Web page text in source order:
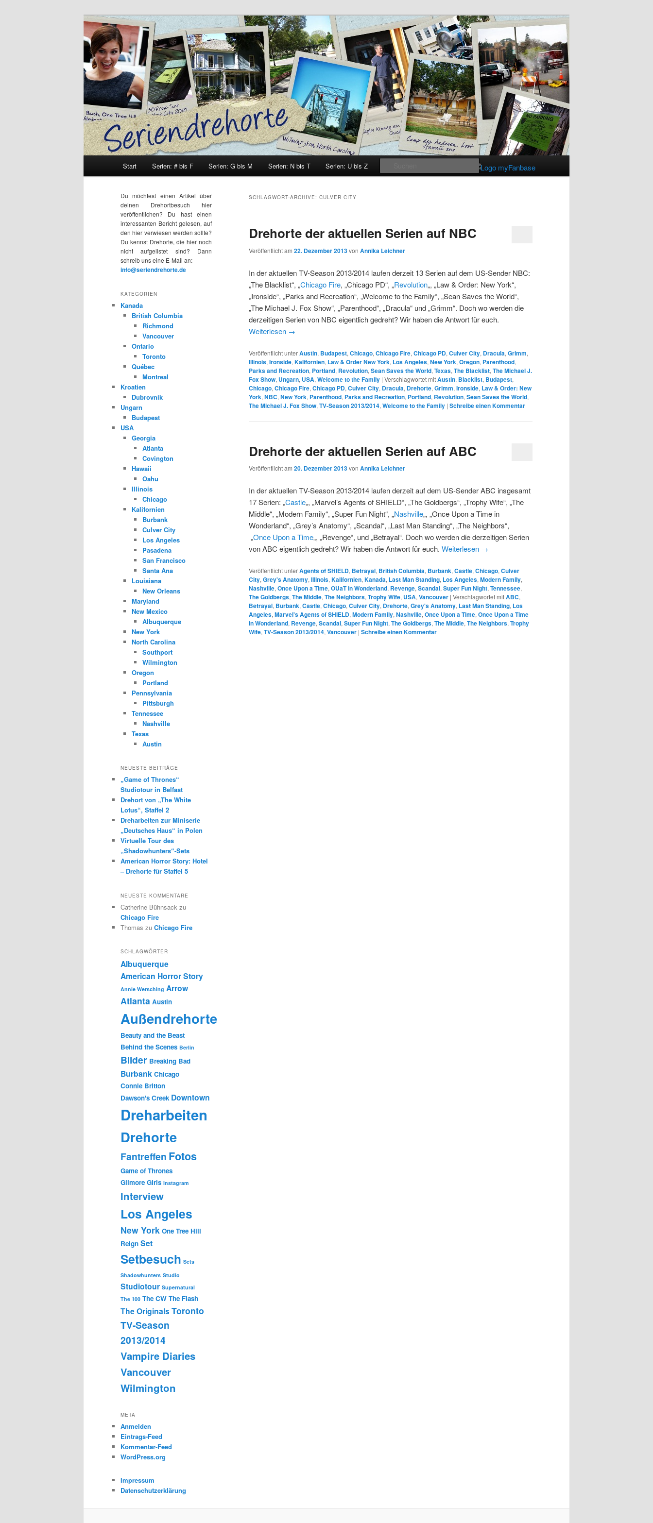
Seriendrehorte
Suchen
Start Serien: # bis F Serien: G bis M Serien: N bis T Serien: U bis Z
SCHLAGWORT-ARCHIVE: CULVER CITY
Drehorte der aktuellen Serien auf NBC
Veröffentlicht am 22. Dezember 2013von Annika Leichner
In der aktuellen TV-Season 2013/2014 laufen derzeit 13 Serien auf dem US-Sender NBC:
„The Blacklist“, „Chicago Fire, „Chicago PD“, „Revolution„, „Law & Order: New York“,
„Ironside“, „Parks and Recreation“, „Welcome to the Family“, „Sean Saves the World“,
„The Michael J. Fox Show“, „Parenthood“, „Dracula“ und „Grimm“. Doch wo werden die
derzeitigen Serien von NBC eigentlich gedreht? Wir haben die Antwort für euch.
Weiterlesen →
Veröffentlicht unterAustin, Budapest, Chicago, Chicago Fire, Chicago PD, Culver City, Dracula, Grimm,
Illinois, Ironside, Kalifornien, Law & Order New York, Los Angeles, New York, Oregon, Parenthood,
Parks and Recreation, Portland, Revolution, Sean Saves the World, Texas, The Blacklist, The Michael J.
Fox Show, Ungarn, USA, Welcome to the Family | Verschlagwortet mitAustin, Blacklist, Budapest,
Chicago, Chicago Fire, Chicago PD, Culver City, Dracula, Drehorte, Grimm, Ironside, Law & Order: New
York, NBC, New York, Parenthood, Parks and Recreation, Portland, Revolution, Sean Saves the World,
The Michael J. Fox Show, TV-Season 2013/2014, Welcome to the Family | Schreibe einen Kommentar
Drehorte der aktuellen Serien auf ABC
Veröffentlicht am 20. Dezember 2013von Annika Leichner
In der aktuellen TV-Season 2013/2014 laufen derzeit auf dem US-Sender ABC insgesamt
17 Serien: „Castle„, „Marvel’s Agents of SHIELD“, „The Goldbergs“, „Trophy Wife“, „The
Middle“, „Modern Family“, „Super Fun Night“, „Nashville„, „Once Upon a Time in
Wonderland“, „Grey’s Anatomy“, „Scandal“, „Last Man Standing“, „The Neighbors“,
„Once Upon a Time„, „Revenge“, und „Betrayal“. Doch wo werden die derzeitigen Serien
von ABC eigentlich gedreht? Wir haben die Antwort für euch. Weiterlesen →
Veröffentlicht unterAgents of SHIELD, Betrayal, British Columbia, Burbank, Castle, Chicago, Culver
City, Grey's Anatomy, Illinois, Kalifornien, Kanada, Last Man Standing, Los Angeles, Modern Family,
Nashville, Once Upon a Time, OUaT in Wonderland, Revenge, Scandal, Super Fun Night, Tennessee,
The Goldbergs, The Middle, The Neighbors, Trophy Wife, USA, Vancouver | Verschlagwortet mitABC,
Betrayal, Burbank, Castle, Chicago, Culver City, Drehorte, Grey's Anatomy, Last Man Standing, Los
Angeles, Marvel's Agents of SHIELD, Modern Family, Nashville, Once Upon a Time, Once Upon a Time
in Wonderland, Revenge, Scandal, Super Fun Night, The Goldbergs, The Middle, The Neighbors, Trophy
Wife, TV-Season 2013/2014, Vancouver | Schreibe einen Kommentar
Du möchtest einen Artikel über
deinen Drehortbesuch hier
veröffentlichen? Du hast einen
interessanten Bericht gelesen, auf
den hier verwiesen werden sollte?
Du kennst Drehorte, die hier noch
nicht aufgelistet sind? Dann
schreib uns eine E-Mail an:
info@seriendrehorte.de
KATEGORIEN
Kanada
British Columbia
Richmond
Vancouver
Ontario
Toronto
Québec
Montreal
Kroatien
Dubrovnik
Ungarn
Budapest
USA
Georgia
Atlanta
Covington
Hawaii
Oahu
Illinois
Chicago
Kalifornien
Burbank
Culver City
Los Angeles
Pasadena
San Francisco
Santa Ana
Louisiana
New Orleans
Maryland
New Mexico
Albuquerque
New York
North Carolina
Southport
Wilmington
Oregon
Portland
Pennsylvania
Pittsburgh
Tennessee
Nashville
Texas
Austin
NEUESTE BEITRÄGE
„Game of Thrones“
Studiotour in Belfast
Drehort von „The White
Lotus“, Staffel 2
Dreharbeiten zur Miniserie
„Deutsches Haus“ in Polen
Virtuelle Tour des
„Shadowhunters“-Sets
American Horror Story: Hotel
– Drehorte für Staffel 5
NEUESTE KOMMENTARE
Catherine Bühnsack zu
Chicago Fire
Thomas zu Chicago Fire
SCHLAGWÖRTER
Albuquerque
American Horror Story
Annie Wersching Arrow
Atlanta Austin
Außendrehorte
Beauty and the Beast
Behind the Scenes Berlin
Bilder Breaking Bad
Burbank Chicago
Connie Britton
Dawson's Creek Downtown
Dreharbeiten
Drehorte
Fantreffen Fotos
Game of Thrones
Gilmore Girls Instagram
Interview
Los Angeles
New York One Tree Hill
Reign Set
Setbesuch Sets
Shadowhunters Studio
Studiotour Supernatural
The 100 The CW The Flash
The OriginalsToronto
TV-Season
2013/2014
Vampire Diaries
Vancouver
Wilmington
META
Anmelden
Eintrags-Feed
Kommentar-Feed
WordPress.org
Impressum
Datenschutzerklärung